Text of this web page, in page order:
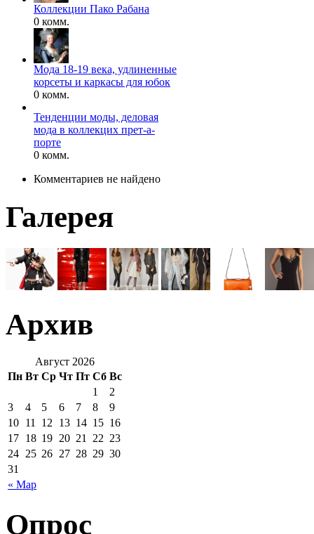
Коллекции Пако Рабана
0 комм.
Мода 18-19 века, удлиненные
корсеты и каркасы для юбок
0 комм.
Тенденции моды, деловая
мода в коллекцих прет-а-
порте
0 комм.
Комментариев не найдено
Галерея
Архив
Август 2026
Пн Вт Ср Чт Пт Сб Вс
« Мар
1
2
3
4 5 6 7 8
9
10 11 12 13 14 15 16
17 18 19 20 21 22 23
24 25 26 27 28 29 30
31
Опрос